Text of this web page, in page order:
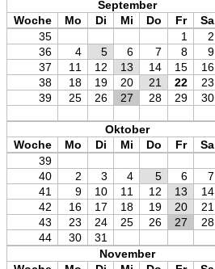
September
Woche
Mo Di Mi Do Fr Sa
35
1 2
36
4 5 6 7 8 9
37
11 12 13 14 15 16
38
18 19 20 21 22 23
39
25 26 27 28 29 30
Oktober
Woche
Mo Di Mi Do Fr Sa
39
40
2 3 4 5 6 7
41
9 10 11 12 13 14
42
16 17 18 19 20 21
43
23 24 25 26 27 28
44
30
31
November